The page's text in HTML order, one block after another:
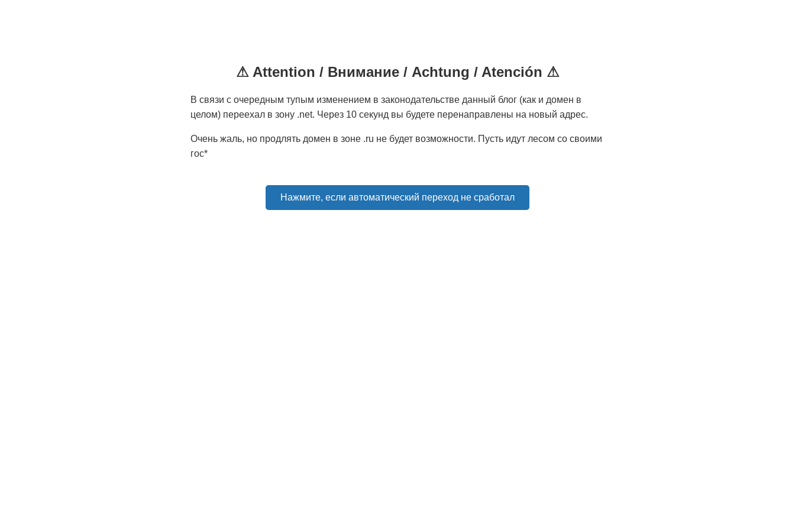
⚠ Attention / Внимание / Achtung / Atención ⚠
В связи с очередным тупым изменением в законодательстве данный блог (как и домен в
целом) переехал в зону .net. Через 10 секунд вы будете перенаправлены на новый адрес.
Очень жаль, но продлять домен в зоне .ru не будет возможности. Пусть идут лесом со своими
гос*
Нажмите, если автоматический переход не сработал